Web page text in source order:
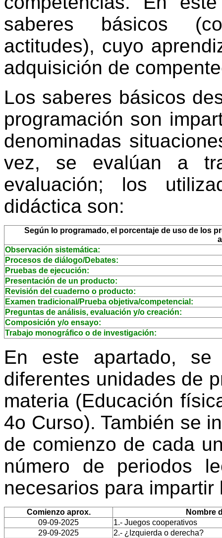
saberes básicos
actitudes), cuyo
adquisición de
Los saberes básicos
programación son
denominadas
vez, se evalúan a
evaluación; los
didáctica son:
Según lo programado, el porcentaje de uso de los
Observación sistemática:
Procesos de diálogo/Debates:
Pruebas de ejecución:
Presentación de un producto:
Revisión del cuaderno o producto:
Examen tradicional/Prueba objetiva/competencial:
Preguntas de análisis, evaluación y/o creación:
Composición y/o ensayo:
Trabajo monográfico o de investigación:
En este apartado, se
diferentes unidades de
materia (Educación
4o Curso). También se
de comienzo de cada
número de periodos
necesarios para
Comienzo aprox.
Nombre
09-09-2025
1.- Juegos cooperativos
29-09-2025
2.- ¿Izquierda o derecha?